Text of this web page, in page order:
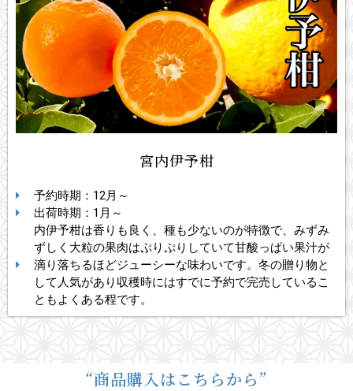
宮内伊予柑
予約時期：12月～
出荷時期：1月～
内伊予柑は香りも良く、種も少ないのが特徴で、みずみ
ずしく大粒の果肉はぷりぷりしていて甘酸っぱい果汁が
滴り落ちるほどジューシーな味わいです。冬の贈り物と
して人気があり収穫時にはすでに予約で完売しているこ
ともよくある程です。
“商品購入はこちらから”